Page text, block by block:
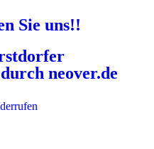
Sie uns!!
neover.de